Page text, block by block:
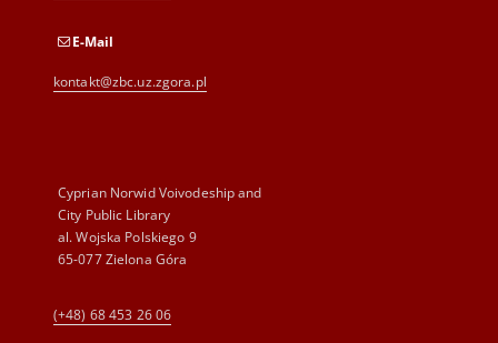
E-Mail
kontakt@zbc.uz.zgora.pl
Cyprian Norwid Voivodeship and
City Public Library
al. Wojska Polskiego 9
65-077 Zielona Góra
(+48) 68 453 26 06